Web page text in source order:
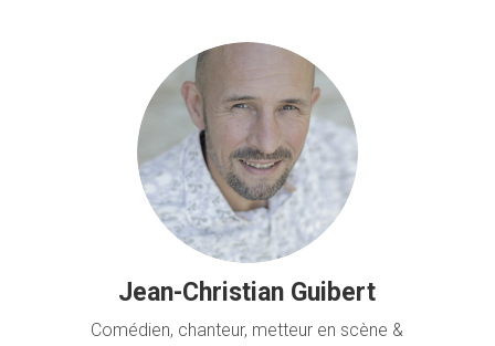
Jean-Christian Guibert
Comédien, chanteur, metteur en scène &